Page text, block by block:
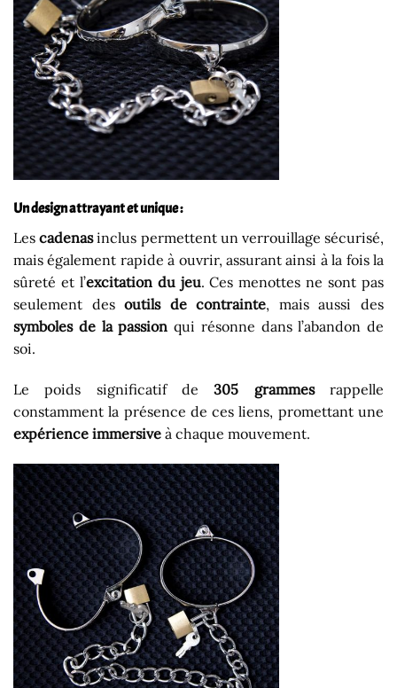
Un design attrayant et unique :
Lescadenasinclus permettent un verrouillage sécurisé,
mais également rapide à ouvrir, assurant ainsi à la fois la
sûreté et l’excitation du jeu. Ces menottes ne sont pas
seulement desoutils de contrainte, mais aussi des
symboles de la passion qui résonne dans l’abandon de
soi.
Le poids significatif de 305 grammesrappelle
constamment la présence de ces liens, promettant une
expérience immersive à chaque mouvement.